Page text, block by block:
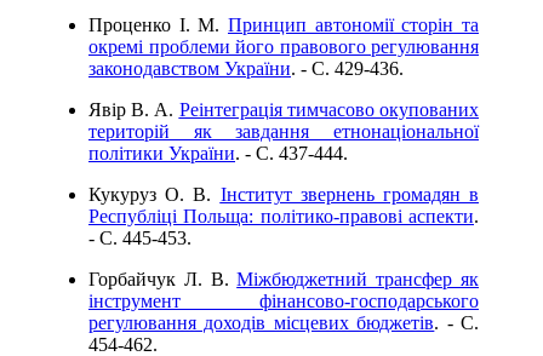
Проценко І. М. Принцип автономії сторін та
окремі проблеми його правового регулювання
законодавством України. - C. 429-436.
Явір В. А. Реінтеграція тимчасово окупованих
територій як завдання етнонаціональної
політики України. - C. 437-444.
Кукуруз О. В. Інститут звернень громадян в
Республіці Польща: політико-правові аспекти.
- C. 445-453.
Горбайчук Л. В.Міжбюджетний трансфер як
інструмент фінансово-господарського
регулювання доходів місцевих бюджетів. - C.
454-462.